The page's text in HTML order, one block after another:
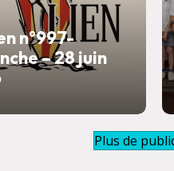
n°997-
– 28 juin
Plus de